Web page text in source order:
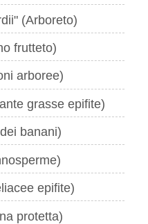
(Arboreto)
frutteto)
arboree)
grasse epifite)
banani)
epifite)
protetta)